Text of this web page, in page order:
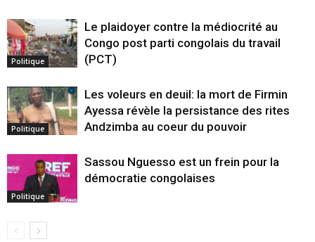
Politique
Le plaidoyer contre la médiocrité au
Congo post parti congolais du travail
(PCT)
Politique
Les voleurs en deuil: la mort de Firmin
Ayessa révèle la persistance des rites
Andzimba au coeur du pouvoir
Politique
Sassou Nguesso est un frein pour la
démocratie congolaises